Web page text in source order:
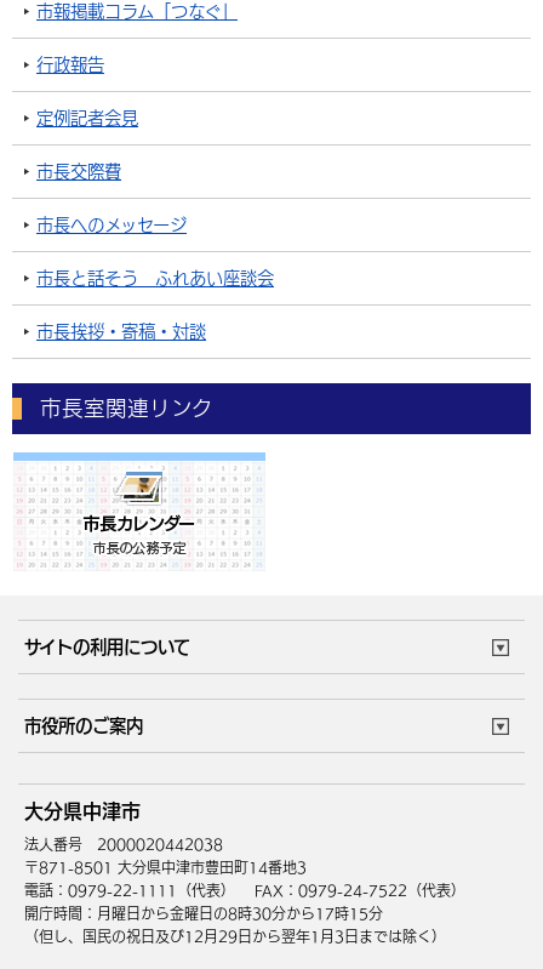
市報掲載コラム「つなぐ」
行政報告
定例記者会見
市長交際費
市長へのメッセージ
市長と話そう ふれあい座談会
市長挨拶・寄稿・対談
市長室関連リンク
サイトの利用について
サイトマップ
市役所のご案内
庁舎地図 組織案内
中津市へのアクセス
大分県中津市
法人番号 2000020442038
〒871-8501 大分県中津市豊田町14番地3
電話：0979-22-1111（代表）
FAX：0979-24-7522（代表）
開庁時間：月曜日から金曜日の8時30分から17時15分
（但し、国民の祝日及び12月29日から翌年1月3日までは除く）